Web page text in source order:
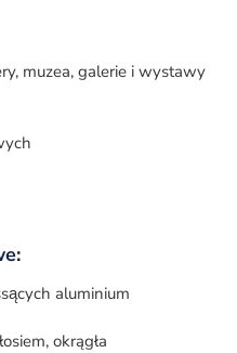
muzea, galerie i wystawy
aluminium
okrągła